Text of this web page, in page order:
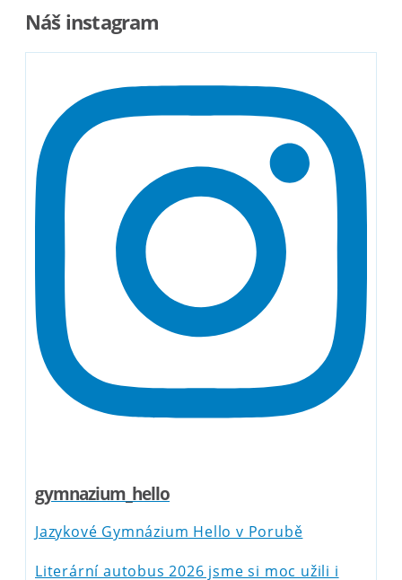
Náš instagram
gymnazium_hello
Jazykové Gymnázium Hello v Porubě
Literární autobus 2026 jsme si moc užili i